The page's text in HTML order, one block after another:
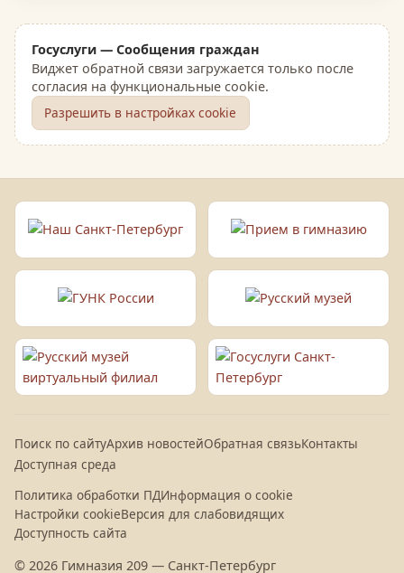
Госуслуги — Сообщения граждан
Виджет обратной связи загружается только после
согласия на функциональные cookie.
Разрешить в настройках cookie
Поиск по сайтуАрхив новостейОбратная связьКонтакты
Доступная среда
Политика обработки ПДИнформация о cookie
Настройки cookieВерсия для слабовидящих
Доступность сайта
© 2026 Гимназия 209 — Санкт-Петербург